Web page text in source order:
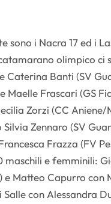
sono i Nacra 17 ed i
olimpico ci
Caterina Banti (SV
Maelle Frascari (GS
Zorzi (CC
Zennaro (SV
Frazza (FV
maschili e femminili:
Matteo Capurro con
con Alessandra